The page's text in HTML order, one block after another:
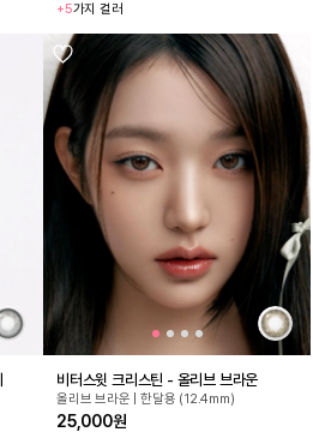
+5가지 컬러
비터스윗 크리스틴 - 올리브 브라운
올리브 브라운 | 한달용 (12.4mm)
25,000원